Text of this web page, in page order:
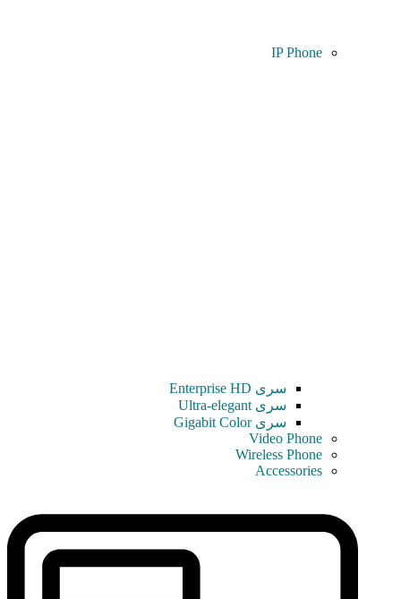
IP Phone
سری Enterprise HD
سری Ultra-elegant
سری Gigabit Color
Video Phone
Wireless Phone
Accessories